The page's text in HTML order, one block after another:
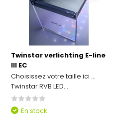
Twinstar verlichting E-line
III EC
Choisissez votre taille ici ...
Twinstar RVB LED...
En stock